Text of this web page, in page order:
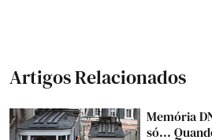
Artigos Relacionados
Memória
só...